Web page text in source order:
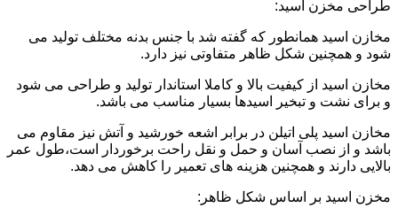
طراحی مخزن اسید:
مخازن اسید همانطور که گفته شد با جنس بدنه مختلف تولید می
شود و همچنین شکل ظاهر متفاوتی نیز دارد.
مخازن اسید از کیفیت بالا و کاملا استاندار تولید و طراحی می شود
و برای نشت و تبخیر اسیدها بسیار مناسب می باشد.
مخازن اسید پلی اتیلن در برابر اشعه خورشید و آتش نیز مقاوم می
باشد و از نصب آسان و حمل و نقل راحت برخوردار است،طول عمر
بالایی دارند و همچنین هزینه های تعمیر را کاهش می دهد.
مخزن اسید بر اساس شکل ظاهر: